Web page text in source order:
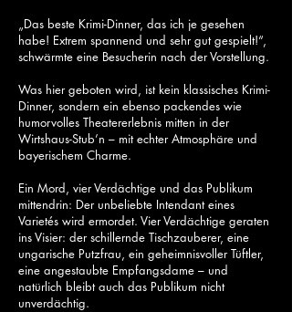
„Das beste Krimi-Dinner, das ich je gesehen
habe! Extrem spannend und sehr gut gespielt!“,
schwärmte eine Besucherin nach der Vorstellung.
Was hier geboten wird, ist kein klassisches Krimi-
Dinner, sondern ein ebenso packendes wie
humorvolles Theatererlebnis mitten in der
Wirtshaus-Stub’n – mit echter Atmosphäre und
bayerischem Charme.
Ein Mord, vier Verdächtige und das Publikum
mittendrin: Der unbeliebte Intendant eines
Varietés wird ermordet. Vier Verdächtige geraten
ins Visier: der schillernde Tischzauberer, eine
ungarische Putzfrau, ein geheimnisvoller Tüftler,
eine angestaubte Empfangsdame – und
natürlich bleibt auch das Publikum nicht
unverdächtig.